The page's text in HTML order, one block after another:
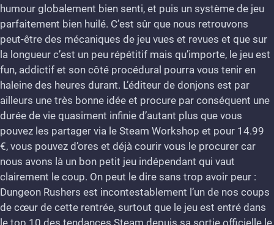
humour globalement bien senti, et puis un système de jeu
parfaitement bien huilé. C’est sûr que nous retrouvons
peut-être des mécaniques de jeu vues et revues et que sur
la longueur c’est un peu répétitif mais qu’importe, le jeu est
fun, addictif et son côté procédural pourra vous tenir en
haleine des heures durant. L’éditeur de donjons est par
ailleurs une très bonne idée et procure par conséquent une
durée de vie quasiment infinie d’autant plus que vous
pouvez les partager via le Steam Workshop et pour 14.99
€, vous pouvez d’ores et déjà courir vous le procurer car
nous avons là un bon petit jeu indépendant qui vaut
clairement le coup. On peut le dire sans trop avoir peur :
Dungeon Rushers est incontestablement l’un de nos coups
de cœur de cette rentrée, surtout que le jeu est entré dans
le top 10 des tendances Steam depuis sa sortie officielle le